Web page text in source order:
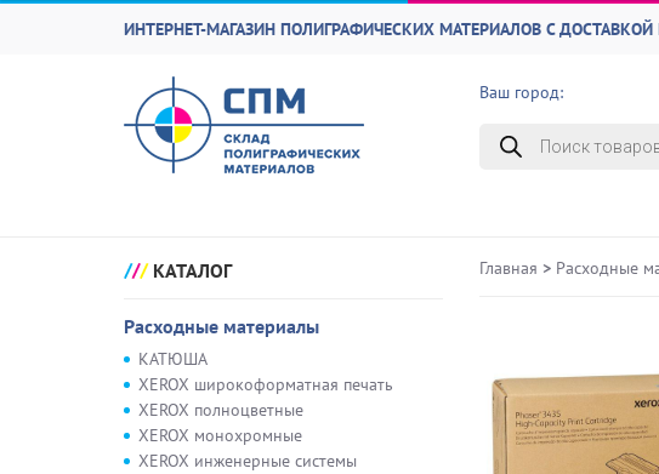
ИНТЕРНЕТ-МАГАЗИН ПОЛИГРАФИЧЕСКИХ МАТЕРИАЛОВ С
Ваш город:
Поиск
товаров
КАТАЛОГ
Расходные материалы
КАТЮША
XEROX широкоформатная печать
XEROX полноцветные
XEROX монохромные
XEROX инженерные системы
Главная > Расходные